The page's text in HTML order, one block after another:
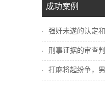
成功案例
强奸未遂的认定
刑事证据的审查
打麻将起纷争，男